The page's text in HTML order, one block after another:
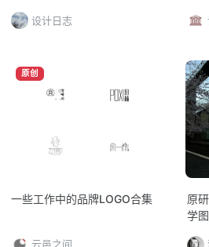
设计日志
原创
一些工作中的品牌LOGO合集
云邑之间
原
学